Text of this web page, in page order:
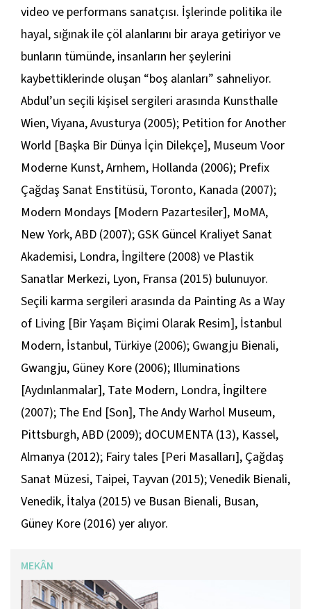
video ve performans sanatçısı. İşlerinde politika ile
hayal, sığınak ile çöl alanlarını bir araya getiriyor ve
bunların tümünde, insanların her şeylerini
kaybettiklerinde oluşan “boş alanları” sahneliyor.
Abdul’un seçili kişisel sergileri arasında Kunsthalle
Wien, Viyana, Avusturya (2005); Petition for Another
World [Başka Bir Dünya İçin Dilekçe], Museum Voor
Moderne Kunst, Arnhem, Hollanda (2006); Prefix
Çağdaş Sanat Enstitüsü, Toronto, Kanada (2007);
Modern Mondays [Modern Pazartesiler], MoMA,
New York, ABD (2007); GSK Güncel Kraliyet Sanat
Akademisi, Londra, İngiltere (2008) ve Plastik
Sanatlar Merkezi, Lyon, Fransa (2015) bulunuyor.
Seçili karma sergileri arasında da Painting As a Way
of Living [Bir Yaşam Biçimi Olarak Resim], İstanbul
Modern, İstanbul, Türkiye (2006); Gwangju Bienali,
Gwangju, Güney Kore (2006); Illuminations
[Aydınlanmalar], Tate Modern, Londra, İngiltere
(2007); The End [Son], The Andy Warhol Museum,
Pittsburgh, ABD (2009); dOCUMENTA (13), Kassel,
Almanya (2012); Fairy tales [Peri Masalları], Çağdaş
Sanat Müzesi, Taipei, Tayvan (2015); Venedik Bienali,
Venedik, İtalya (2015) ve Busan Bienali, Busan,
Güney Kore (2016) yer alıyor.
MEKÂN